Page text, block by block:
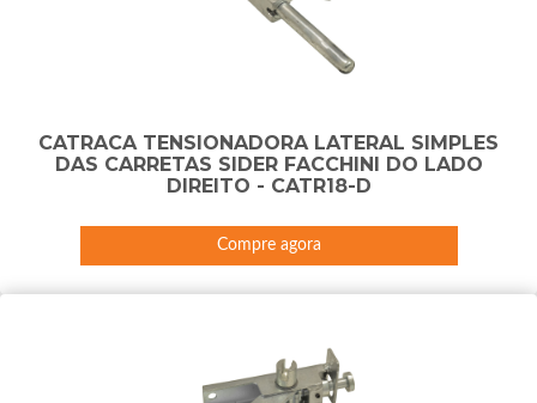
CATRACA TENSIONADORA LATERAL SIMPLES
DAS CARRETAS SIDER FACCHINI DO LADO
DIREITO - CATR18-D
Compre agora